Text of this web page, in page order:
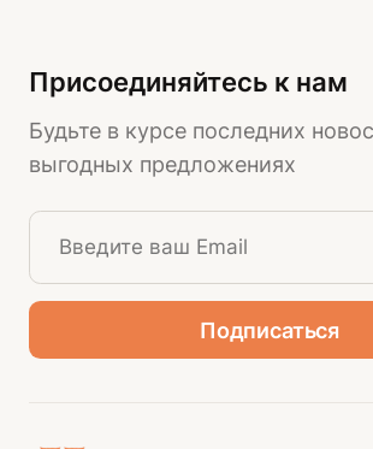
Присоединяйтесь к нам
Будьте в курсе последних
выгодных предложениях